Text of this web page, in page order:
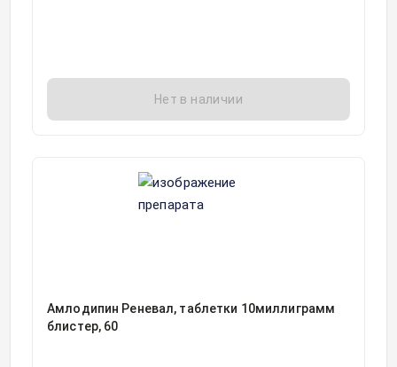
Нет в наличии
Амлодипин Реневал, таблетки 10миллиграмм
блистер, 60